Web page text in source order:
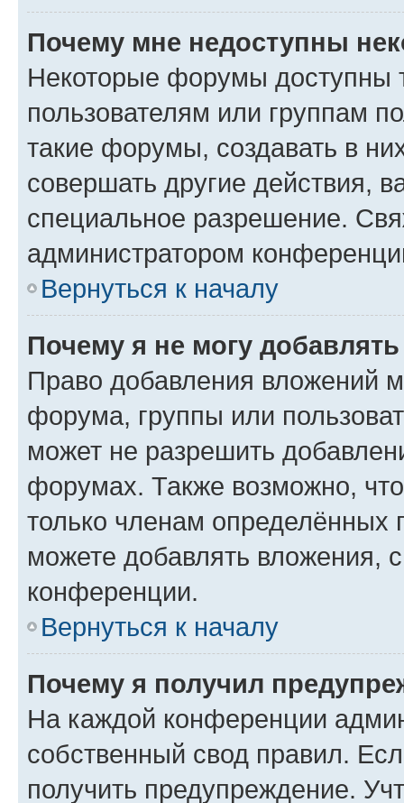
Почему мне недоступны
Некоторые форумы доступны
пользователям или группам
такие форумы, создавать в
совершать другие действия,
специальное разрешение.
администратором
Вернуться к началу
Почему я не могу
Право добавления вложений
форума, группы или
может не разрешить
форумах. Также возможно,
только членам определённых
можете добавлять вложения,
конференции.
Вернуться к началу
Почему я получил
На каждой конференции
собственный свод правил.
получить предупреждение.